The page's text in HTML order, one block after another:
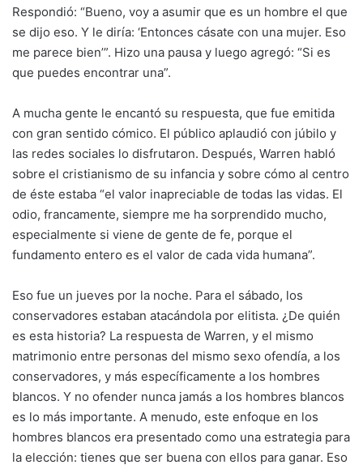
Respondió: “Bueno, voy a asumir que es un hombre el que
se dijo eso. Y le diría: ‘Entonces cásate con una mujer. Eso
me parece bien’”. Hizo una pausa y luego agregó: “Si es
que puedes encontrar una”.
A mucha gente le encantó su respuesta, que fue emitida
con gran sentido cómico. El público aplaudió con júbilo y
las redes sociales lo disfrutaron. Después, Warren habló
sobre el cristianismo de su infancia y sobre cómo al centro
de éste estaba “el valor inapreciable de todas las vidas. El
odio, francamente, siempre me ha sorprendido mucho,
especialmente si viene de gente de fe, porque el
fundamento entero es el valor de cada vida humana”.
Eso fue un jueves por la noche. Para el sábado, los
conservadores estaban atacándola por elitista. ¿De quién
es esta historia? La respuesta de Warren, y el mismo
matrimonio entre personas del mismo sexo ofendía, a los
conservadores, y más específicamente a los hombres
blancos. Y no ofender nunca jamás a los hombres blancos
es lo más importante. A menudo, este enfoque en los
hombres blancos era presentado como una estrategia para
la elección: tienes que ser buena con ellos para ganar. Eso